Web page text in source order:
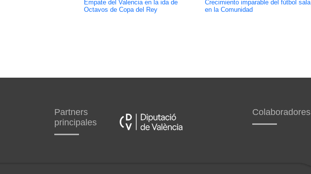
Empate del Valencia en la ida de
Octavos de Copa del Rey
Crecimiento imparable del fútbol sala
en la Comunidad
Partners
principales
Colaboradores